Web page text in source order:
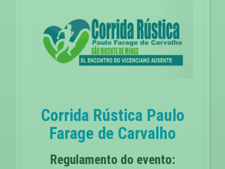
Corrida Rústica Paulo
Farage de Carvalho
Regulamento do evento: